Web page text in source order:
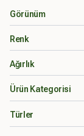
Ürün
Görünüm
Renk
Ağırlık
Ürün Kategorisi
Türler